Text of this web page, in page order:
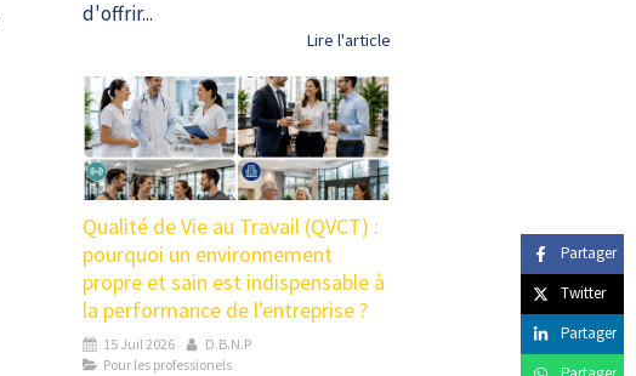
Partager
Twitter
Partager
d'offrir...
Lire l'article
Qualité de Vie au Travail (QVCT) :
pourquoi un environnement
propre et sain est indispensable à
la performance de l'entreprise ?
15 Juil 2026
D.B.N.P
Pour les professionels